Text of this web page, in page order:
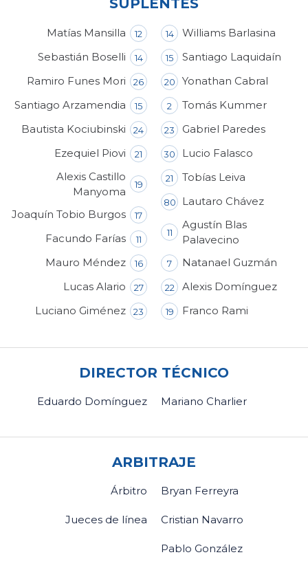
Matías Mansilla 12
Sebastián Boselli 14
Ramiro Funes Mori 26
Santiago Arzamendia 15
Bautista Kociubinski 24
Ezequiel Piovi 21
Alexis Castillo
Manyoma
19
Joaquín Tobio Burgos 17
Facundo Farías 11
Mauro Méndez 16
Lucas Alario 27
Luciano Giménez 23
14 Williams Barlasina
15 Santiago Laquidaín
20 Yonathan Cabral
2 Tomás Kummer
23 Gabriel Paredes
30 Lucio Falasco
21 Tobías Leiva
80 Lautaro Chávez
11
Agustín Blas
Palavecino
7 Natanael Guzmán
22 Alexis Domínguez
19 Franco Rami
DIRECTOR TÉCNICO
Eduardo Domínguez Mariano Charlier
ARBITRAJE
Árbitro Bryan Ferreyra
Jueces de línea Cristian Navarro
Pablo González